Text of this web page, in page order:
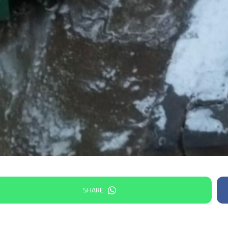
SHARE